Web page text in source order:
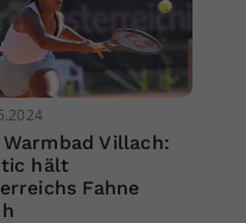
Warmbad Villach:
hält
Fahne